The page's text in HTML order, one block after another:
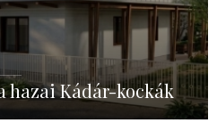
hazai Kádár-kockák